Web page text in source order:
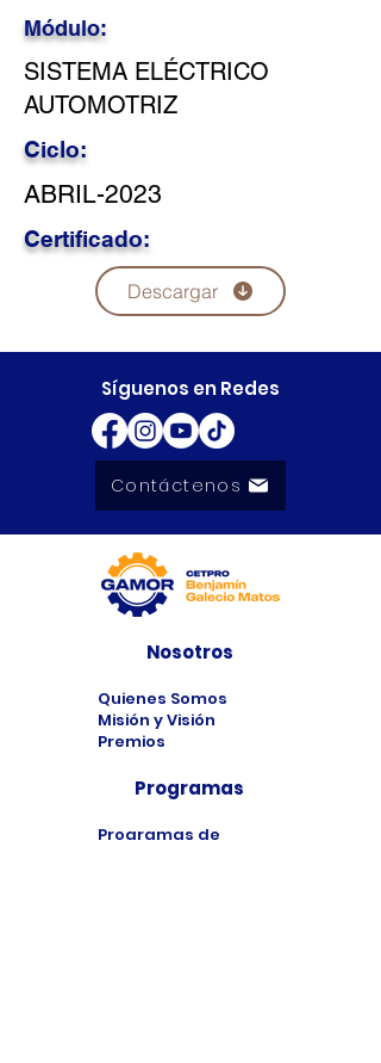
Módulo:
SISTEMA ELÉCTRICO
AUTOMOTRIZ
Ciclo:
ABRIL-2023
Certificado:
Descargar
Síguenos en Redes
Contáctenos
Nosotros
Quienes Somos
Misión y Visión
Premios
Programas
Programas de